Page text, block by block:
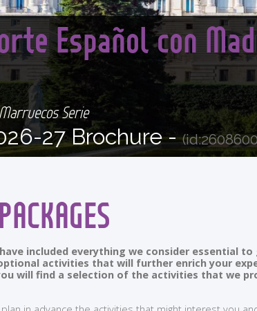
Español con
Serie
27 Brochure -
PACKAGES
included everything we consider essential
activities that will further enrich your
will find a selection of the activities that we